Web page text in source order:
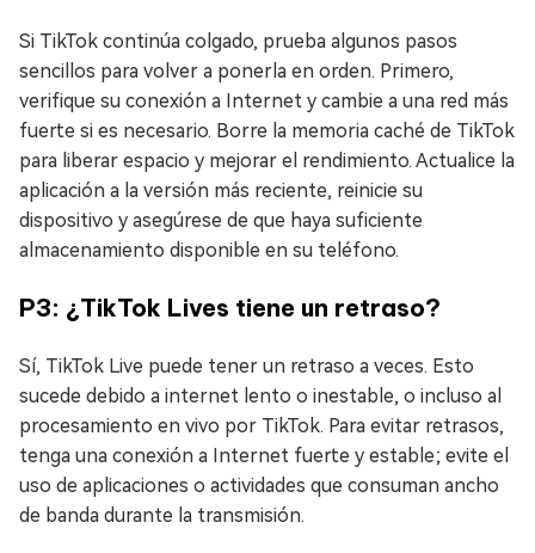
Si TikTok continúa colgado, prueba algunos pasos
sencillos para volver a ponerla en orden. Primero,
verifique su conexión a Internet y cambie a una red más
fuerte si es necesario. Borre la memoria caché de TikTok
para liberar espacio y mejorar el rendimiento. Actualice la
aplicación a la versión más reciente, reinicie su
dispositivo y asegúrese de que haya suficiente
almacenamiento disponible en su teléfono.
P3: ¿TikTok Lives tiene un retraso?
Sí, TikTok Live puede tener un retraso a veces. Esto
sucede debido a internet lento o inestable, o incluso al
procesamiento en vivo por TikTok. Para evitar retrasos,
tenga una conexión a Internet fuerte y estable; evite el
uso de aplicaciones o actividades que consuman ancho
de banda durante la transmisión.